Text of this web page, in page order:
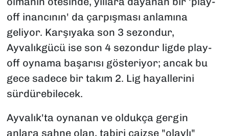
off inancının' da çarpışması anlamına
geliyor. Karşıyaka son 3 sezondur,
Ayvalıkgücü ise son 4 sezondur ligde play-
off oynama başarısı gösteriyor; ancak bu
gece sadece bir takım 2. Lig hayallerini
sürdürebilecek.
Ayvalık'ta oynanan ve oldukça gergin
anlara sahne olan, tabiri caizse "olaylı"